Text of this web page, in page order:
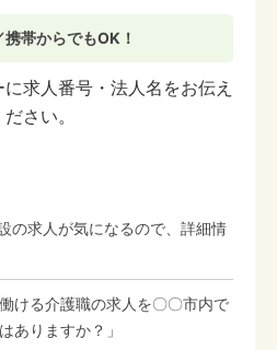
帯からでもOK！
求人番号・法人名をお伝え
ださい。
の求人が気になるので、詳細情
ける介護職の求人を〇〇市内で
ありますか？」